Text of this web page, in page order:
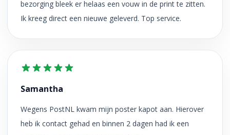
bezorging bleek er helaas een vouw in de print te zitten.
Ik kreeg direct een nieuwe geleverd. Top service.
Samantha
Wegens PostNL kwam mijn poster kapot aan. Hierover
heb ik contact gehad en binnen 2 dagen had ik een